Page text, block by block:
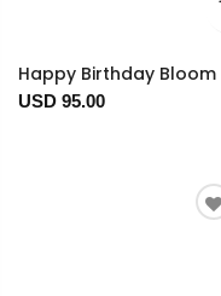
Happy Birthday Bloom
USD 95.00